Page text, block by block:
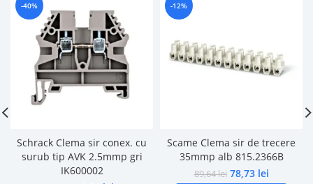
-40%
Schrack Clema sir conex. cu
surub tip AVK 2.5mmp gri
IK600002
-12%
Scame Clema sir de trecere
35mmp alb 815.2366B
89,64lei 78,73 lei